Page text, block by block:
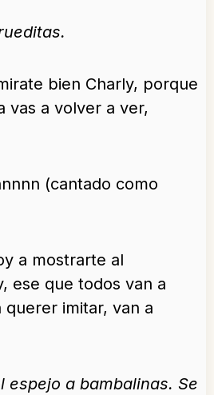
bien Charly, porque
vas a volver a ver,
(cantado como
a mostrarte al
ese que todos van a
imitar, van a
espejo a bambalinas. Se